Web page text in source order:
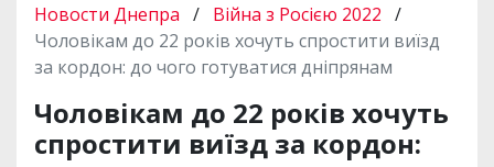
Новости Днепра / Війна з Росією 2022 /
Чоловікам до 22 років хочуть спростити виїзд
за кордон: до чого готуватися дніпрянам
Чоловікам до 22 років хочуть
спростити виїзд за кордон: